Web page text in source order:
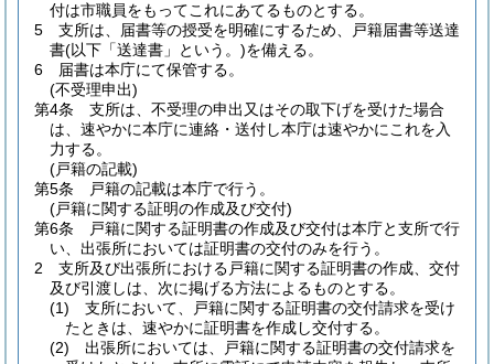
付は市職員をもってこれにあてるものとする。
5
支所は、届書等の授受を明確にするため、戸籍届書等送達
書(以下「送達書」という。)を備える。
6
届書は本庁にて保管する。
(不受理申出)
第4条
支所は、不受理の申出又はその取下げを受けた場合
は、速やかに本庁に連絡・送付し本庁は速やかにこれを入
力する。
(戸籍の記載)
第5条
戸籍の記載は本庁で行う。
(戸籍に関する証明の作成及び交付)
第6条
戸籍に関する証明書の作成及び交付は本庁と支所で行
い、出張所においては証明書の交付のみを行う。
2
支所及び出張所における戸籍に関する証明書の作成、交付
及び引渡しは、次に掲げる方法によるものとする。
(1)
支所において、戸籍に関する証明書の交付請求を受け
たときは、速やかに証明書を作成し交付する。
(2)
出張所においては、戸籍に関する証明書の交付請求を